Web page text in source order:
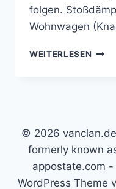
folgen.
Wohnwagen
WEITERLESEN
© 2026
formerly known
appostate.com -
WordPress Theme